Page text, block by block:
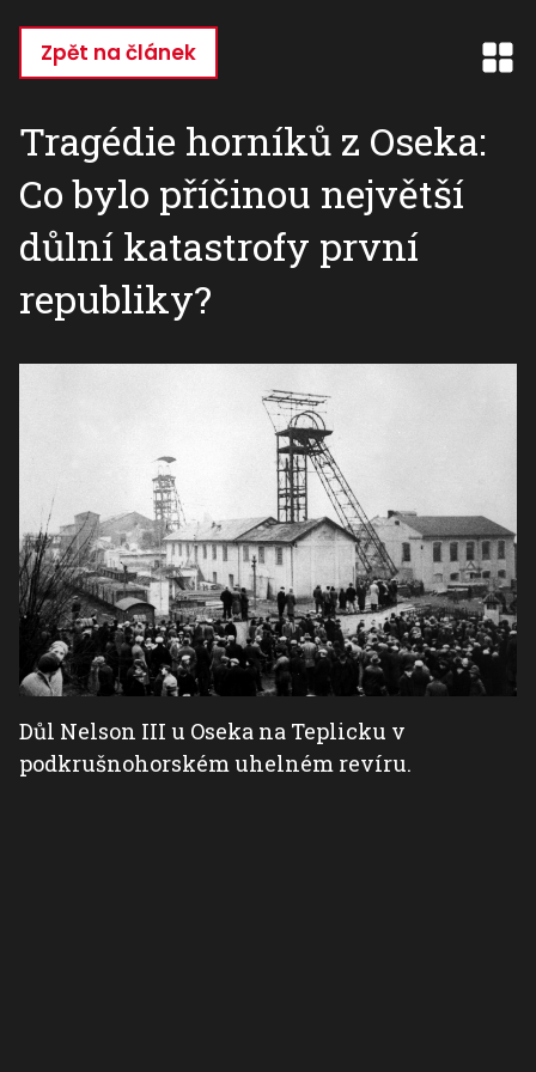
hlavnímu
Zpět na článek
Tragédie horníků z Oseka:
Co bylo příčinou největší
důlní katastrofy první
republiky?
Důl Nelson III u Oseka na Teplicku v
podkrušnohorském uhelném revíru.